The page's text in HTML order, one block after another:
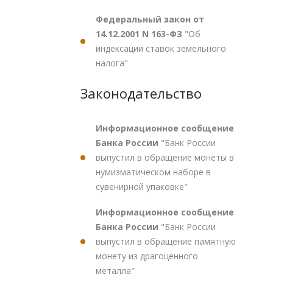
Федеральный закон от
14.12.2001 N 163-ФЗ "Об
индексации ставок земельного
налога"
Законодательство
Информационное сообщение
Банка России "Банк России
выпустил в обращение монеты в
нумизматическом наборе в
сувенирной упаковке"
Информационное сообщение
Банка России "Банк России
выпустил в обращение памятную
монету из драгоценного
металла"